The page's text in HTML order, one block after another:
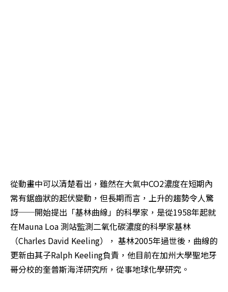
從動畫中可以清楚看出，雖然在大氣中CO2濃度在短期內
常有鋸齒狀的起伏變動，但長期而言，上升的趨勢令人驚
訝──開始提出「基林曲線」的科學家，是從1958年起就
在Mauna Loa 測站監測二氧化碳濃度的科學家基林
（Charles David Keeling）， 基林2005年過世後，曲線的
更新由其子Ralph Keeling負責，他目前在加州大學聖地牙
哥分校的奎普斯海洋研究所，從事地球化學研究。